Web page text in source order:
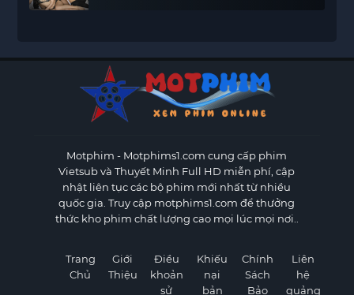
Motphim - Motphims1.com cung cấp phim
Vietsub và Thuyết Minh Full HD miễn phí, cập
nhật liên tục các bộ phim mới nhất từ nhiều
quốc gia. Truy cập motphims1.com để thưởng
thức kho phim chất lượng cao mọi lúc mọi nơi..
Trang
Chủ
Giới
Thiệu
Điều
khoản
sử
Khiếu
nại
bản
Chính
Sách
Bảo
Liên
hệ
quảng